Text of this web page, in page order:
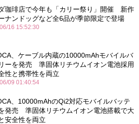
珈琲店で今年も「カリー祭り」開催 新作
ナンドッグなど全6品が季節限定で登場
16 15:52:30
、ケーブル内蔵の10000mAhモバイルバ
ーを発売 準固体リチウムイオン電池採用
性と携帯性を両立
09 01:40:54
、10000mAhのQi2対応モバイルバッテ
発売 準固体リチウムイオン電池搭載で大
安全性を両立